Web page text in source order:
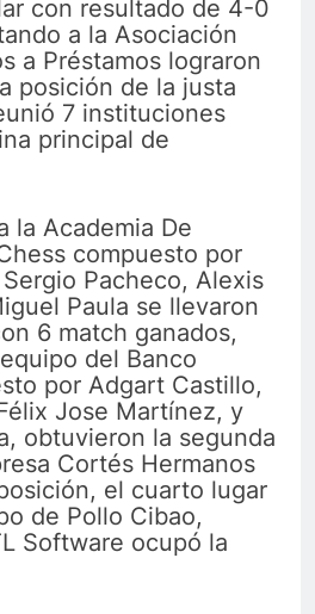
con resultado de 4-0
a la Asociación
a Préstamos lograron
posición de la justa
7 instituciones
principal de
la Academia De
compuesto por
Pacheco, Alexis
Paula se llevaron
6 match ganados,
del Banco
por Adgart Castillo,
Jose Martínez, y
obtuvieron la segunda
Cortés Hermanos
el cuarto lugar
de Pollo Cibao,
Software ocupó la